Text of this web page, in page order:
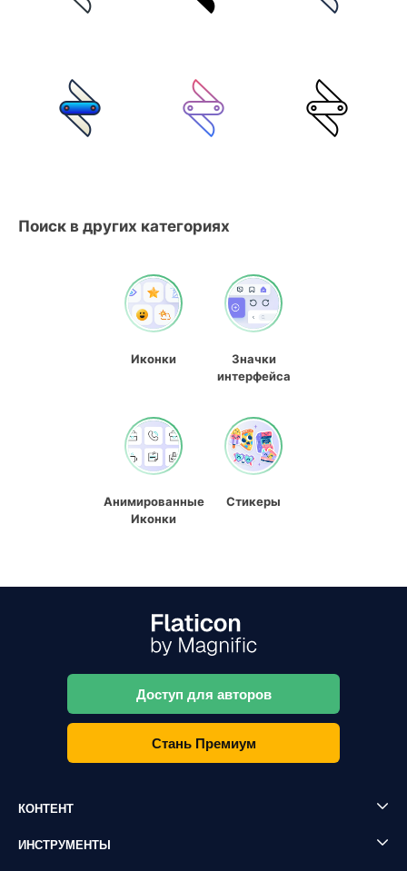
Поиск в других категориях
Иконки
Значки
интерфейса
Анимированные
Иконки
Стикеры
Доступ для авторов
Стань Премиум
КОНТЕНТ
ИНСТРУМЕНТЫ